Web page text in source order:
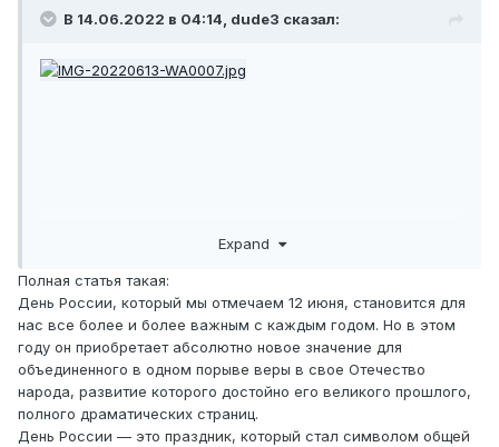
В 14.06.2022 в 04:14, dude3 сказал:
Expand
Полная статья такая:
День России, который мы отмечаем 12 июня, становится для
нас все более и более важным с каждым годом. Но в этом
году он приобретает абсолютно новое значение для
объединенного в одном порыве веры в свое Отечество
народа, развитие которого достойно его великого прошлого,
полного драматических страниц.
День России — это праздник, который стал символом общей